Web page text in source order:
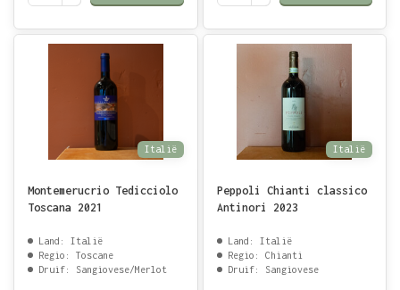
Italië
Montemerucrio Tedicciolo
Toscana 2021
Land: Italië
Regio: Toscane
Druif: Sangiovese/Merlot
Italië
Peppoli Chianti classico
Antinori 2023
Land: Italië
Regio: Chianti
Druif: Sangiovese